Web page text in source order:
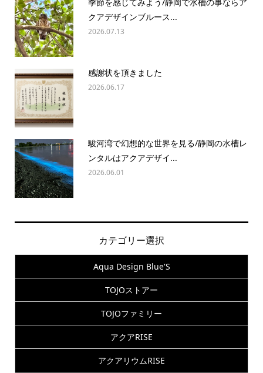
クアデザインブルース...
2026.07.13
感謝状を頂きました
2026.06.17
駿河湾で幻想的な世界を見る/静岡の水槽レ
ンタルはアクアデザイ...
2026.06.01
カテゴリー選択
Aqua Design Blue'S
TOJOストアー
TOJOファミリー
アクアRISE
アクアリウムRISE